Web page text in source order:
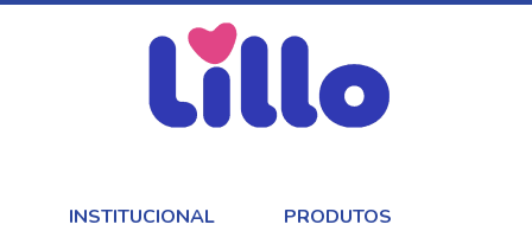
INSTITUCIONAL PRODUTOS